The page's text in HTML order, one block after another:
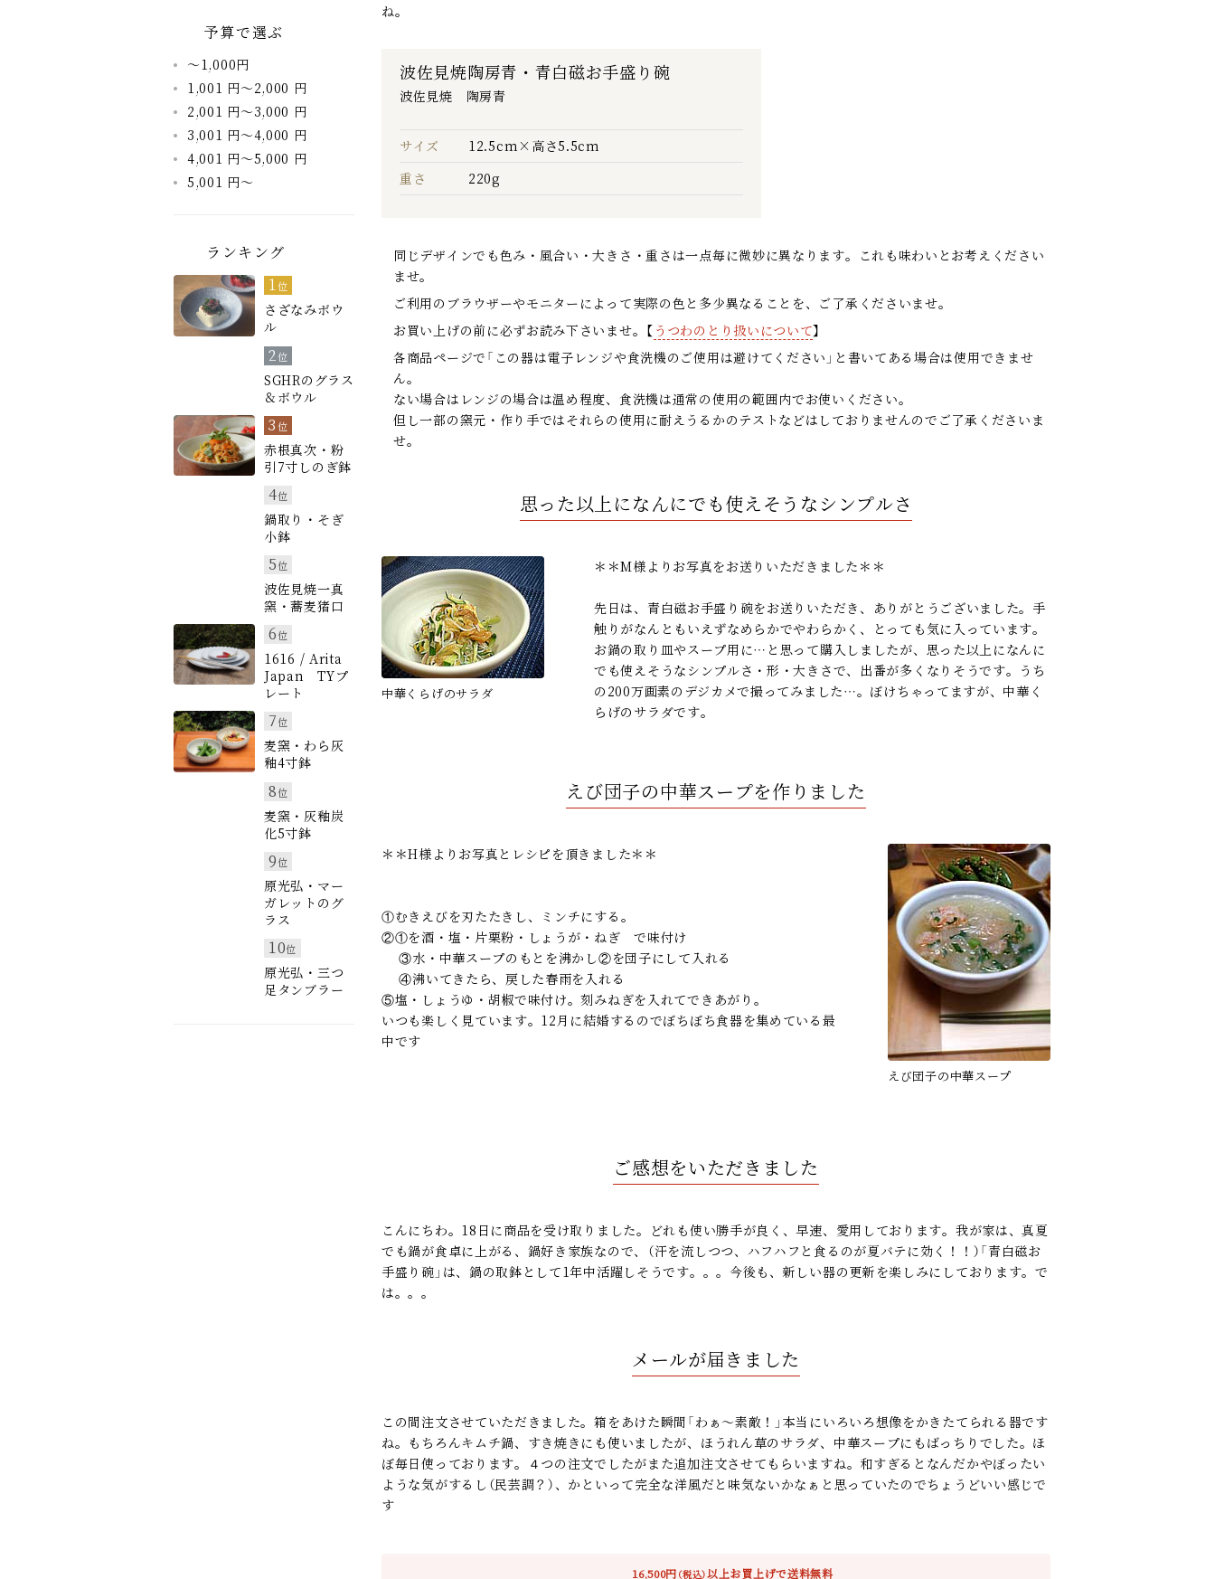
ね。
波佐見焼陶房青・青白磁お手盛り碗
波佐見焼 陶房青
サイズ
12.5cm×高さ5.5cm
重さ
220g
同じデザインでも色み・風合い・大きさ・重さは一点毎に微妙に異なります。これも味わいとお考えください
ませ。
ご利用のブラウザーやモニターによって実際の色と多少異なることを、ご了承くださいませ。
お買い上げの前に必ずお読み下さいませ。【 うつわのとり扱いについて】
各商品ページで「この器は電子レンジや食洗機のご使用は避けてください」と書いてある場合は使用できませ
ん。
ない場合はレンジの場合は温め程度、食洗機は通常の使用の範囲内でお使いください。
但し一部の窯元・作り手ではそれらの使用に耐えうるかのテストなどはしておりませんのでご了承くださいま
せ。
思った以上になんにでも使えそうなシンプルさ
中華くらげのサラダ
＊＊M様よりお写真をお送りいただきました＊＊
先日は、青白磁お手盛り碗をお送りいただき、ありがとうございました。手
触りがなんともいえずなめらかでやわらかく、とっても気に入っています。
お鍋の取り皿やスープ用に…と思って購入しましたが、思った以上になんに
でも使えそうなシンプルさ・形・大きさで、出番が多くなりそうです。うち
の200万画素のデジカメで撮ってみました…。ぼけちゃってますが、中華く
らげのサラダです。
えび団子の中華スープを作りました
えび団子の中華スープ
＊＊H様よりお写真とレシピを頂きました＊＊
①むきえびを刃たたきし、ミンチにする。
②①を酒・塩・片栗粉・しょうが・ねぎ で味付け
③水・中華スープのもとを沸かし②を団子にして入れる
④沸いてきたら、戻した春雨を入れる
⑤塩・しょうゆ・胡椒で味付け。刻みねぎを入れてできあがり。
いつも楽しく見ています。12月に結婚するのでぼちぼち食器を集めている最
中です
ご感想をいただきました
こんにちわ。18日に商品を受け取りました。どれも使い勝手が良く、早速、愛用しております。我が家は、真夏
でも鍋が食卓に上がる、鍋好き家族なので、（汗を流しつつ、ハフハフと食るのが夏バテに効く！！）「青白磁お
手盛り碗」は、鍋の取鉢として1年中活躍しそうです。。。今後も、新しい器の更新を楽しみにしております。で
は。。。
メールが届きました
この間注文させていただきました。箱をあけた瞬間「わぁ～素敵！」本当にいろいろ想像をかきたてられる器です
ね。もちろんキムチ鍋、すき焼きにも使いましたが、ほうれん草のサラダ、中華スープにもばっちりでした。ほ
ぼ毎日使っております。４つの注文でしたがまた追加注文させてもらいますね。和すぎるとなんだかやぼったい
ような気がするし（民芸調？）、かといって完全な洋風だと味気ないかなぁと思っていたのでちょうどいい感じで
す
16,500円 （税込）以上お買上げで送料無料
予算で選ぶ
～1,000円
1,001 円～2,000 円
2,001 円～3,000 円
3,001 円～4,000 円
4,001 円～5,000 円
5,001 円～
ランキング
1位
さざなみボウ
ル
2 位
SGHRのグラス
＆ボウル
3位
赤根真次・粉
引7寸しのぎ鉢
4位
鍋取り・そぎ
小鉢
5位
波佐見焼一真
窯・蕎麦猪口
6位
1616 / Arita
Japan TYプ
レート
7位
麦窯・わら灰
釉4寸鉢
8位
麦窯・灰釉炭
化5寸鉢
9位
原光弘・マー
ガレットのグ
ラス
10位
原光弘・三つ
足タンブラー